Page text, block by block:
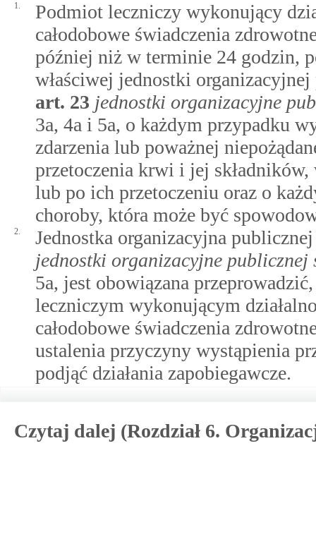
1.
Podmiot leczniczy wykonujący
całodobowe świadczenia
później niż w terminie 24 godzin,
właściwej jednostki
art. 23 jednostki organizacyjne
3a, 4a i 5a, o każdym przypadku
zdarzenia lub poważnej
przetoczenia krwi i jej
lub po ich przetoczeniu oraz o
choroby, która może być
2.
Jednostka organizacyjna
jednostki organizacyjne
5a, jest obowiązana
leczniczym wykonującym
całodobowe świadczenia
ustalenia przyczyny wystąpienia
podjąć działania zapobiegawcze.
Czytaj dalej (Rozdział 6.